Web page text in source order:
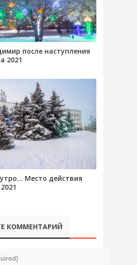
после наступления
2021
Место действия
КОММЕНТАРИЙ